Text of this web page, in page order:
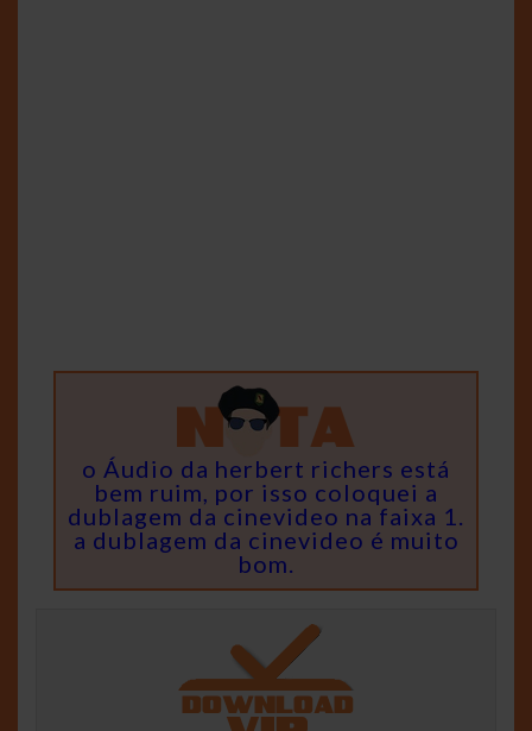
o Áudio da herbert richers está
bem ruim, por isso coloquei a
dublagem da cinevideo na faixa 1.
a dublagem da cinevideo é muito
bom.